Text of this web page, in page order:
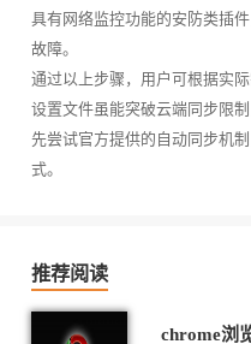
具有网络监控功能的安防类插
故障。
通过以上步骤，用户可根据实
设置文件虽能突破云端同步限
先尝试官方提供的自动同步机
式。
推荐阅读